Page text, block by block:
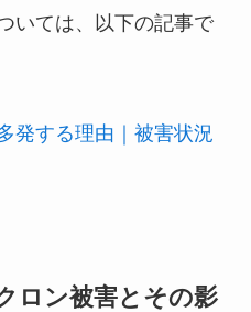
いては、以下の記事で
発する理由｜被害状況
ロン被害とその影